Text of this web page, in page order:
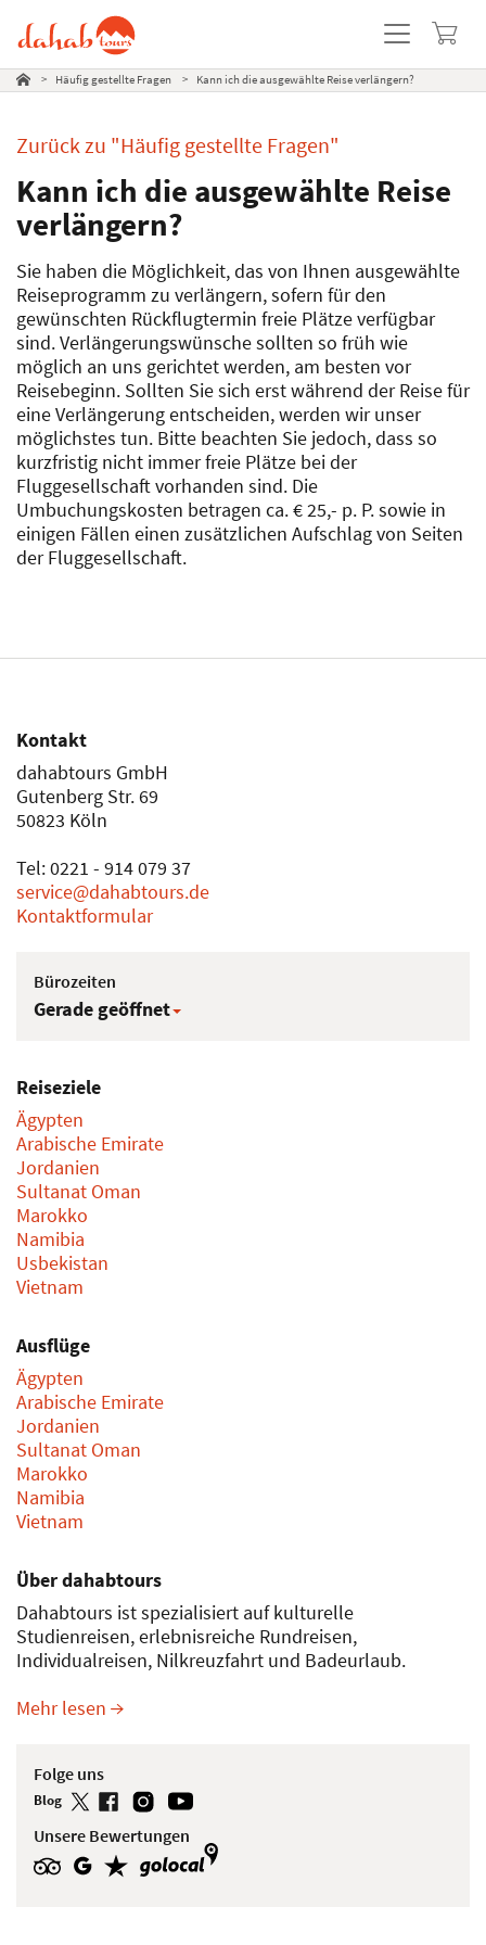
> Häufig gestellte Fragen > Kann ich die ausgewählte Reise verlängern?
Zurück zu "Häufig gestellte Fragen"
Kann ich die ausgewählte Reise
verlängern?
Sie haben die Möglichkeit, das von Ihnen ausgewählte
Reiseprogramm zu verlängern, sofern für den
gewünschten Rückflugtermin freie Plätze verfügbar
sind. Verlängerungswünsche sollten so früh wie
möglich an uns gerichtet werden, am besten vor
Reisebeginn. Sollten Sie sich erst während der Reise für
eine Verlängerung entscheiden, werden wir unser
möglichstes tun. Bitte beachten Sie jedoch, dass so
kurzfristig nicht immer freie Plätze bei der
Fluggesellschaft vorhanden sind. Die
Umbuchungskosten betragen ca. € 25,- p. P. sowie in
einigen Fällen einen zusätzlichen Aufschlag von Seiten
der Fluggesellschaft.
Kontakt
dahabtours GmbH
Gutenberg Str. 69
50823 Köln
Tel: 0221 - 914 079 37
service@dahabtours.de
Kontaktformular
Bürozeiten
Gerade geöffnet
Reiseziele
Ägypten
Arabische Emirate
Jordanien
Sultanat Oman
Marokko
Namibia
Usbekistan
Vietnam
Ausflüge
Ägypten
Arabische Emirate
Jordanien
Sultanat Oman
Marokko
Namibia
Vietnam
Über dahabtours
Dahabtours ist spezialisiert auf kulturelle
Studienreisen, erlebnisreiche Rundreisen,
Individualreisen, Nilkreuzfahrt und Badeurlaub.
Mehr lesen
Folge uns
Blog
Unsere Bewertungen